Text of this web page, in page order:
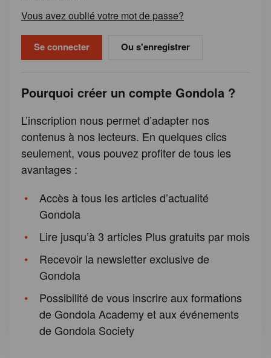
Vous avez oublié votre mot de passe?
Ou s'enregistrer
Pourquoi créer un compte Gondola ?
L’inscription nous permet d’adapter nos
contenus à nos lecteurs. En quelques clics
seulement, vous pouvez profiter de tous les
avantages :
Accès à tous les articles d’actualité
Gondola
Lire jusqu’à 3 articles Plus gratuits par mois
Recevoir la newsletter exclusive de
Gondola
Possibilité de vous inscrire aux formations
de Gondola Academy et aux événements
de Gondola Society